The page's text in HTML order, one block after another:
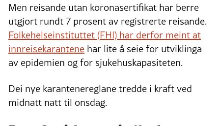
Men reisande utan koronasertifikat har berre
utgjort rundt 7 prosent av registrerte reisande.
Folkehelseinstituttet (FHI) har derfor meint at
innreisekarantene har lite å seie for utviklinga
av epidemien og for sjukehuskapasiteten.
Dei nye karantenereglane tredde i kraft ved
midnatt natt til onsdag.